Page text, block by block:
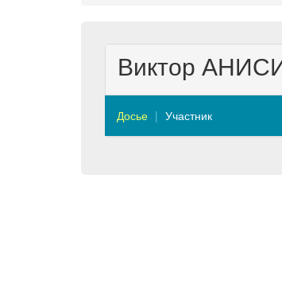
Виктор
Досье Участник